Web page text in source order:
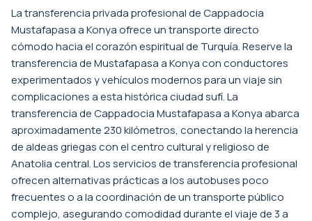
La transferencia privada profesional de Cappadocia
Mustafapasa a Konya ofrece un transporte directo
cómodo hacia el corazón espiritual de Turquía. Reserve la
transferencia de Mustafapasa a Konya con conductores
experimentados y vehículos modernos para un viaje sin
complicaciones a esta histórica ciudad sufí. La
transferencia de Cappadocia Mustafapasa a Konya abarca
aproximadamente 230 kilómetros, conectando la herencia
de aldeas griegas con el centro cultural y religioso de
Anatolia central. Los servicios de transferencia profesional
ofrecen alternativas prácticas a los autobuses poco
frecuentes o a la coordinación de un transporte público
complejo, asegurando comodidad durante el viaje de 3 a